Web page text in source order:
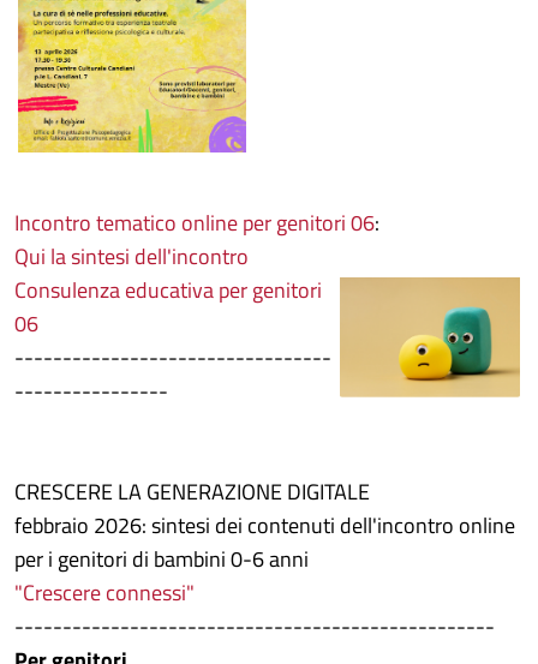
Incontro tematico online per genitori 06:
Qui la sintesi dell'incontro
Consulenza educativa per genitori
06
---------------------------------
----------------
CRESCERE LA GENERAZIONE DIGITALE
febbraio 2026: sintesi dei contenuti dell'incontro online
per i genitori di bambini 0-6 anni
"Crescere connessi"
--------------------------------------------------